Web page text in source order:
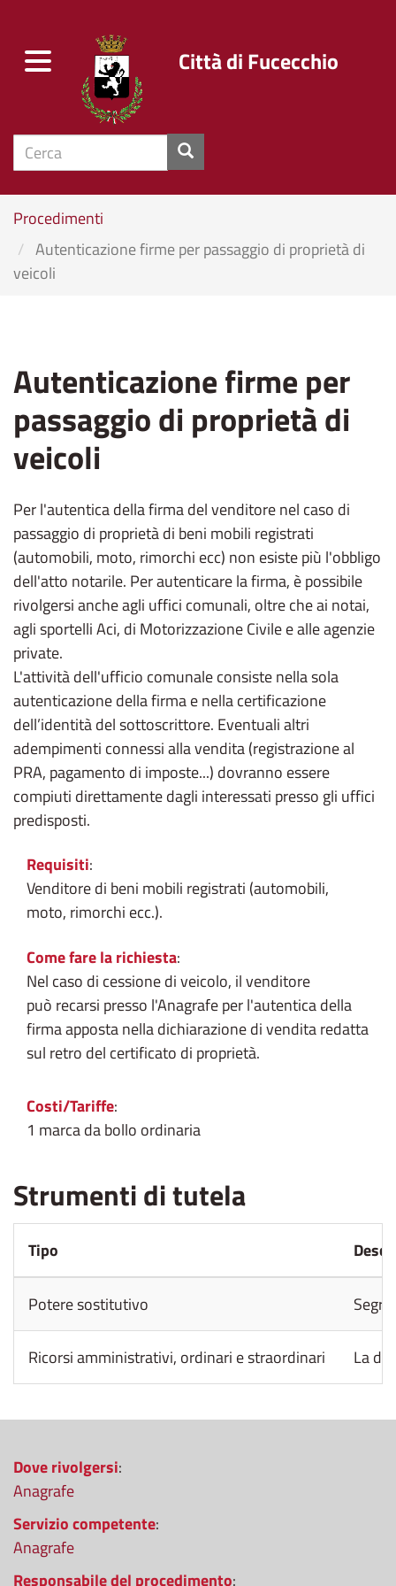
Salta
contenuto
principale
Procedimenti
Autenticazione firme per passaggio di proprietà di
veicoli
Toggle
navigation
Città di Fucecchio
cerca
Autenticazione firme per
passaggio di proprietà di
veicoli
Per l'autentica della firma del venditore nel caso di
passaggio di proprietà di beni mobili registrati
(automobili, moto, rimorchi ecc) non esiste più l'obbligo
dell'atto notarile. Per autenticare la firma, è possibile
rivolgersi anche agli uffici comunali, oltre che ai notai,
agli sportelli Aci, di Motorizzazione Civile e alle agenzie
private.
L'attività dell'ufficio comunale consiste nella sola
autenticazione della firma e nella certificazione
dell’identità del sottoscrittore. Eventuali altri
adempimenti connessi alla vendita (registrazione al
PRA, pagamento di imposte...) dovranno essere
compiuti direttamente dagli interessati presso gli uffici
predisposti.
Requisiti:
Venditore di beni mobili registrati (automobili,
moto, rimorchi ecc.).
Come fare la richiesta:
Nel caso di cessione di veicolo, il venditore
può recarsi presso l'Anagrafe per l'autentica della
firma apposta nella dichiarazione di vendita redatta
sul retro del certificato di proprietà.
Costi/Tariffe:
1 marca da bollo ordinaria
Strumenti di tutela
Tipo
Potere sostitutivo
Ricorsi amministrativi, ordinari e straordinari La
Dove rivolgersi:
Anagrafe
Servizio competente:
Anagrafe
Responsabile del procedimento: